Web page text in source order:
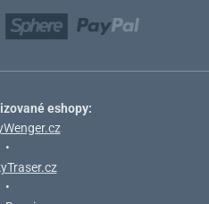
eshopy:
•
•